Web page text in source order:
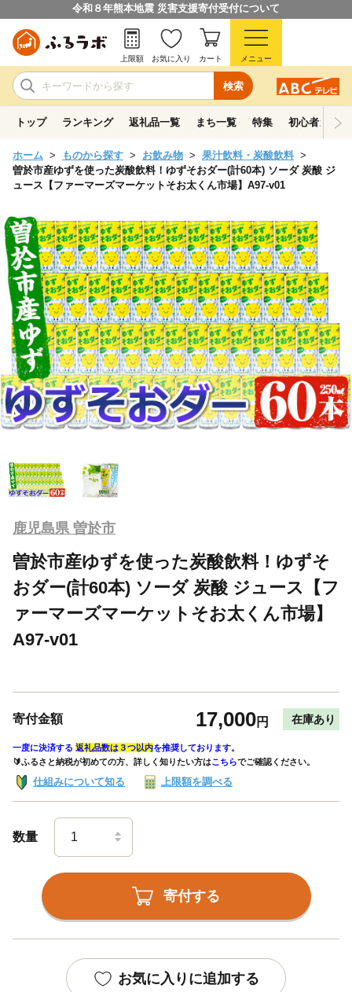
令和８年熊本地震 災害支援寄付受付について
検索
上限額 お気に入り カート メニュー
トップ ランキング 返礼品一覧 まち一覧 特集 初心者ガイド
ホーム ものから探す お飲み物
果汁飲料・炭酸飲料
曽於市産ゆずを使った炭酸飲料！ゆずそおダー(計60本) ソーダ 炭酸 ジ
ュース【ファーマーズマーケットそお太くん市場】A97-v01
鹿児島県 曽於市
曽於市産ゆずを使った炭酸飲料！ゆずそ
おダー(計60本) ソーダ 炭酸 ジュース【フ
ァーマーズマーケットそお太くん市場】
A97-v01
寄付金額 17,000円 在庫あり
一度に決済する 返礼品数は３つ以内を推奨しております。
🔰ふるさと納税が初めての方、詳しく知りたい方はこちらでご確認ください。
仕組みについて知る 上限額を調べる
数量
寄付する
お気に入りに追加する